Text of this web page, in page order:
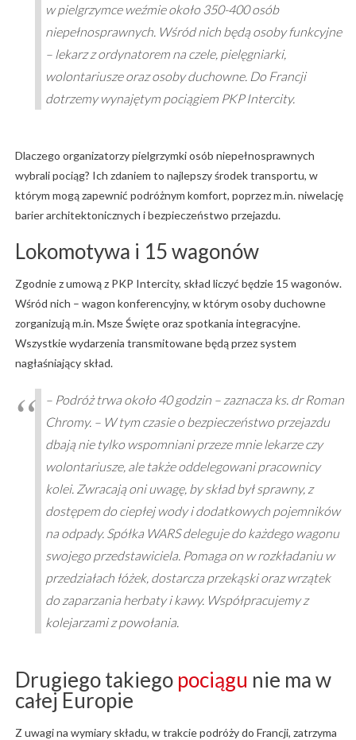
w pielgrzymce weźmie około 350-400 osób
niepełnosprawnych. Wśród nich będą osoby funkcyjne
– lekarz z ordynatorem na czele, pielęgniarki,
wolontariusze oraz osoby duchowne. Do Francji
dotrzemy wynajętym pociągiem PKP Intercity.
Dlaczego organizatorzy pielgrzymki osób niepełnosprawnych
wybrali pociąg? Ich zdaniem to najlepszy środek transportu, w
którym mogą zapewnić podróżnym komfort, poprzez m.in. niwelację
barier architektonicznych i bezpieczeństwo przejazdu.
Lokomotywa i 15 wagonów
Zgodnie z umową z PKP Intercity, skład liczyć będzie 15 wagonów.
Wśród nich – wagon konferencyjny, w którym osoby duchowne
zorganizują m.in. Msze Święte oraz spotkania integracyjne.
Wszystkie wydarzenia transmitowane będą przez system
nagłaśniający skład.
– Podróż trwa około 40 godzin – zaznacza ks. dr Roman
Chromy. – W tym czasie o bezpieczeństwo przejazdu
dbają nie tylko wspomniani przeze mnie lekarze czy
wolontariusze, ale także oddelegowani pracownicy
kolei. Zwracają oni uwagę, by skład był sprawny, z
dostępem do ciepłej wody i dodatkowych pojemników
na odpady. Spółka WARS deleguje do każdego wagonu
swojego przedstawiciela. Pomaga on w rozkładaniu w
przedziałach łóżek, dostarcza przekąski oraz wrzątek
do zaparzania herbaty i kawy. Współpracujemy z
kolejarzami z powołania.
Drugiego takiego pociągu nie ma w
całej Europie
Z uwagi na wymiary składu, w trakcie podróży do Francji, zatrzyma